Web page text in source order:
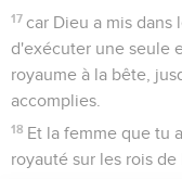
17 car Dieu a mis dans
d'exécuter une seule
royaume à la bête,
accomplies.
18 Et la femme que tu
royauté sur les rois de